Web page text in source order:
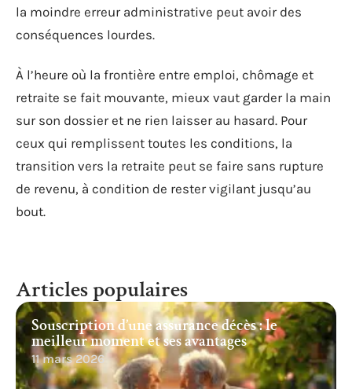
la moindre erreur administrative peut avoir des
conséquences lourdes.
À l’heure où la frontière entre emploi, chômage et
retraite se fait mouvante, mieux vaut garder la main
sur son dossier et ne rien laisser au hasard. Pour
ceux qui remplissent toutes les conditions, la
transition vers la retraite peut se faire sans rupture
de revenu, à condition de rester vigilant jusqu’au
bout.
Articles populaires
Souscription d’une assurance décès : le
meilleur moment et ses avantages
11 mars 2026